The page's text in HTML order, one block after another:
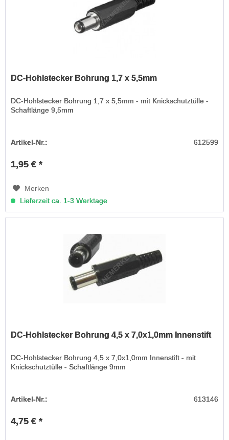
DC-Hohlstecker Bohrung 1,7 x 5,5mm
DC-Hohlstecker Bohrung 1,7 x 5,5mm - mit Knickschutztülle -
Schaftlänge 9,5mm
Artikel-Nr.: 612599
1,95 € *
Merken
Lieferzeit ca. 1-3 Werktage
DC-Hohlstecker Bohrung 4,5 x 7,0x1,0mm Innenstift
DC-Hohlstecker Bohrung 4,5 x 7,0x1,0mm Innenstift - mit
Knickschutztülle - Schaftlänge 9mm
Artikel-Nr.: 613146
4,75 € *